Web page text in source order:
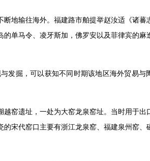
地输往海外。福建路市舶提举赵汝适《诸蕃
单马令、凌牙斯加，佛罗安以及菲律宾的麻
发掘，可以获知不同时期该地区海外贸易与
窑遗址，一处为大窑龙泉窑址。当时用于出
宋代窑口主要有浙江龙泉窑、福建泉州窑、